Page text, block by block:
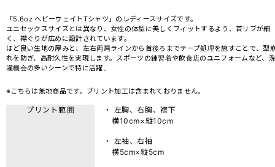
「5.6oz ヘビーウェイトTシャツ」のレディースサイズです。
ユニセックスサイズとは異なり、女性の体型に美しくフィットするよう、首リブが細
く、襟ぐりが広めに設計されています。
ほど良い生地の厚みと、左右両肩ラインから首後ろまでテープ処理を施すことで、型
れを防ぎ、高耐久性を実現します。スポーツの練習着や飲食店のユニフォームなど、洗
濯機会の多いシーンで特に活躍。
※こちらは無地商品です。プリント加工は含まれておりません。
プリント範囲
・ 左胸、右胸、襟下
横10cm×縦10cm
・ 左袖、右袖
横5cm×縦5cm